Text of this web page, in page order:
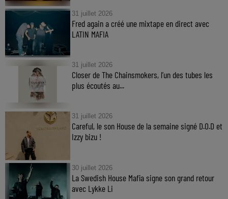
31 juillet 2026
Fred again a créé une mixtape en direct avec
LATIN MAFIA
31 juillet 2026
Closer de The Chainsmokers, l’un des tubes les
plus écoutés au...
31 juillet 2026
Careful, le son House de la semaine signé D.O.D et
Izzy bizu !
30 juillet 2026
La Swedish House Mafia signe son grand retour
avec Lykke Li